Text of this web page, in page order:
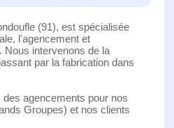
(91), est spécialisée
l'agencement et
Nous intervenons de la
par la fabrication dans
agencements pour nos
Groupes) et nos clients